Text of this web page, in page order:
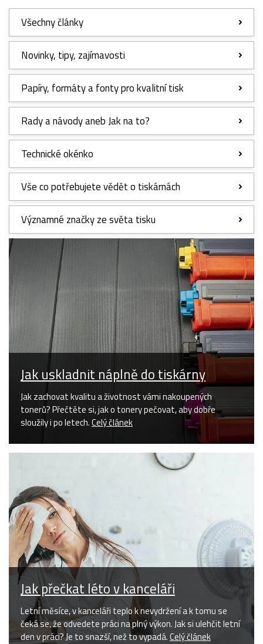
Všechny články
Novinky, tipy, zajímavosti
Papíry, formáty a fonty pro kvalitní tisk
Rady a návody aneb Jak na to?
Technické okénko
Vše co potřebujete vědět o tiskárnách
Významné značky ze světa tisku
Jak uskladnit náplně do tiskárny
Jak zachovat kvalitu a životnost vámi nakoupených
tonerů? Přečtěte si, jak o tonery pečovat, aby dobře
sloužily i po letech.Celý článek
Jak přečkat léto v kanceláři
Letní měsíce, v kanceláři teplo k nevydržení a k tomu se
čeká se, že odvedete práci na plný výkon. Jak si ulehčit letní
den v práci? Je to snazší, než to vypadá.Celý článek